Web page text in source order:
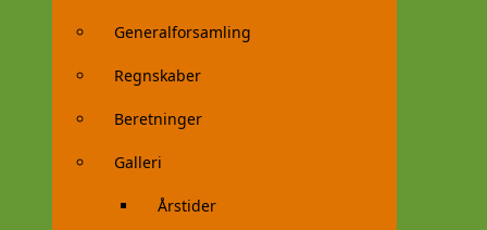
Generalforsamling
Regnskaber
Beretninger
Galleri
Årstider